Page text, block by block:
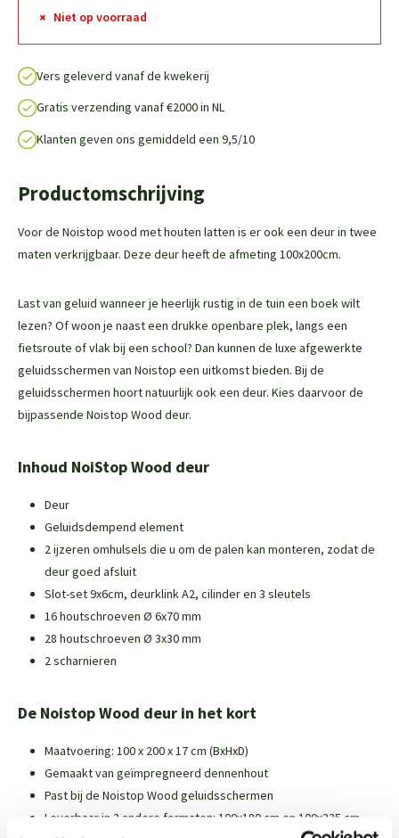
Niet op voorraad
Vers geleverd vanaf de kwekerij
Gratis verzending vanaf €2000 in NL
Klanten geven ons gemiddeld een 9,5/10
Productomschrijving
Voor de Noistop wood met houten latten is er ook een deur in twee
maten verkrijgbaar. Deze deur heeft de afmeting 100x200cm.
Last van geluid wanneer je heerlijk rustig in de tuin een boek wilt
lezen? Of woon je naast een drukke openbare plek, langs een
fietsroute of vlak bij een school? Dan kunnen de luxe afgewerkte
geluidsschermen van Noistop een uitkomst bieden. Bij de
geluidsschermen hoort natuurlijk ook een deur. Kies daarvoor de
bijpassende Noistop Wood deur.
Inhoud NoiStop Wood deur
Deur
Geluidsdempend element
2 ijzeren omhulsels die u om de palen kan monteren, zodat de
deur goed afsluit
Slot-set 9x6cm, deurklink A2, cilinder en 3 sleutels
16 houtschroeven Ø 6x70 mm
28 houtschroeven Ø 3x30 mm
2 scharnieren
De Noistop Wood deur in het kort
Maatvoering: 100 x 200 x 17 cm (BxHxD)
Gemaakt van geïmpregneerd dennenhout
Past bij de Noistop Wood geluidsschermen
Leverbaar in 2 andere formaten: 100x180 cm en 100x225 cm